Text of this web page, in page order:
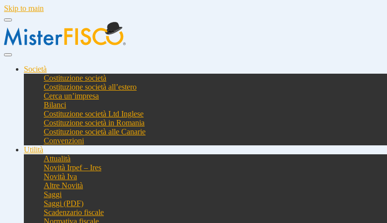
Skip to main
Società
Costituzione società
Costituzione società all’estero
Cerca un’impresa
Bilanci
Costituzione società Ltd Inglese
Costituzione società in Romania
Costituzione società alle Canarie
Convenzioni
Utilità
Attualità
Novità Irpef – Ires
Novità Iva
Altre Novità
Saggi
Saggi (PDF)
Scadenzario fiscale
Normativa fiscale